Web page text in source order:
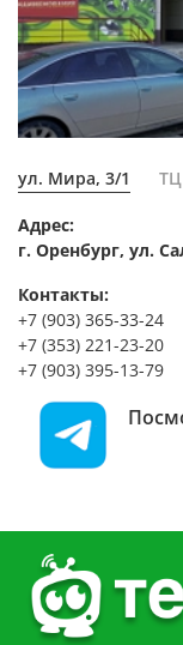
ул. Мира, 3/1
Адрес:
г. Оренбург, ул.
Контакты:
+7 (903) 365-33-24
+7 (353) 221-23-20
+7 (903) 395-13-79